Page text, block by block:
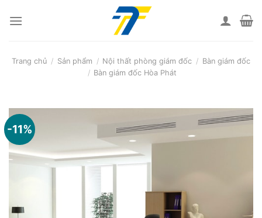
Trang chủ / Sản phẩm / Nội thất phòng giám đốc / Bàn giám đốc
/ Bàn giám đốc Hòa Phát
-11%